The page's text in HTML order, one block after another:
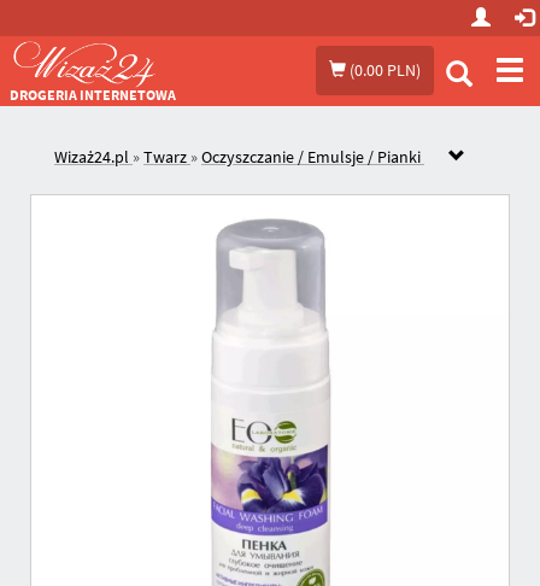
(0.00 PLN)
DROGERIA INTERNETOWA
Wizaż24.pl »Twarz »Oczyszczanie / Emulsje / Pianki